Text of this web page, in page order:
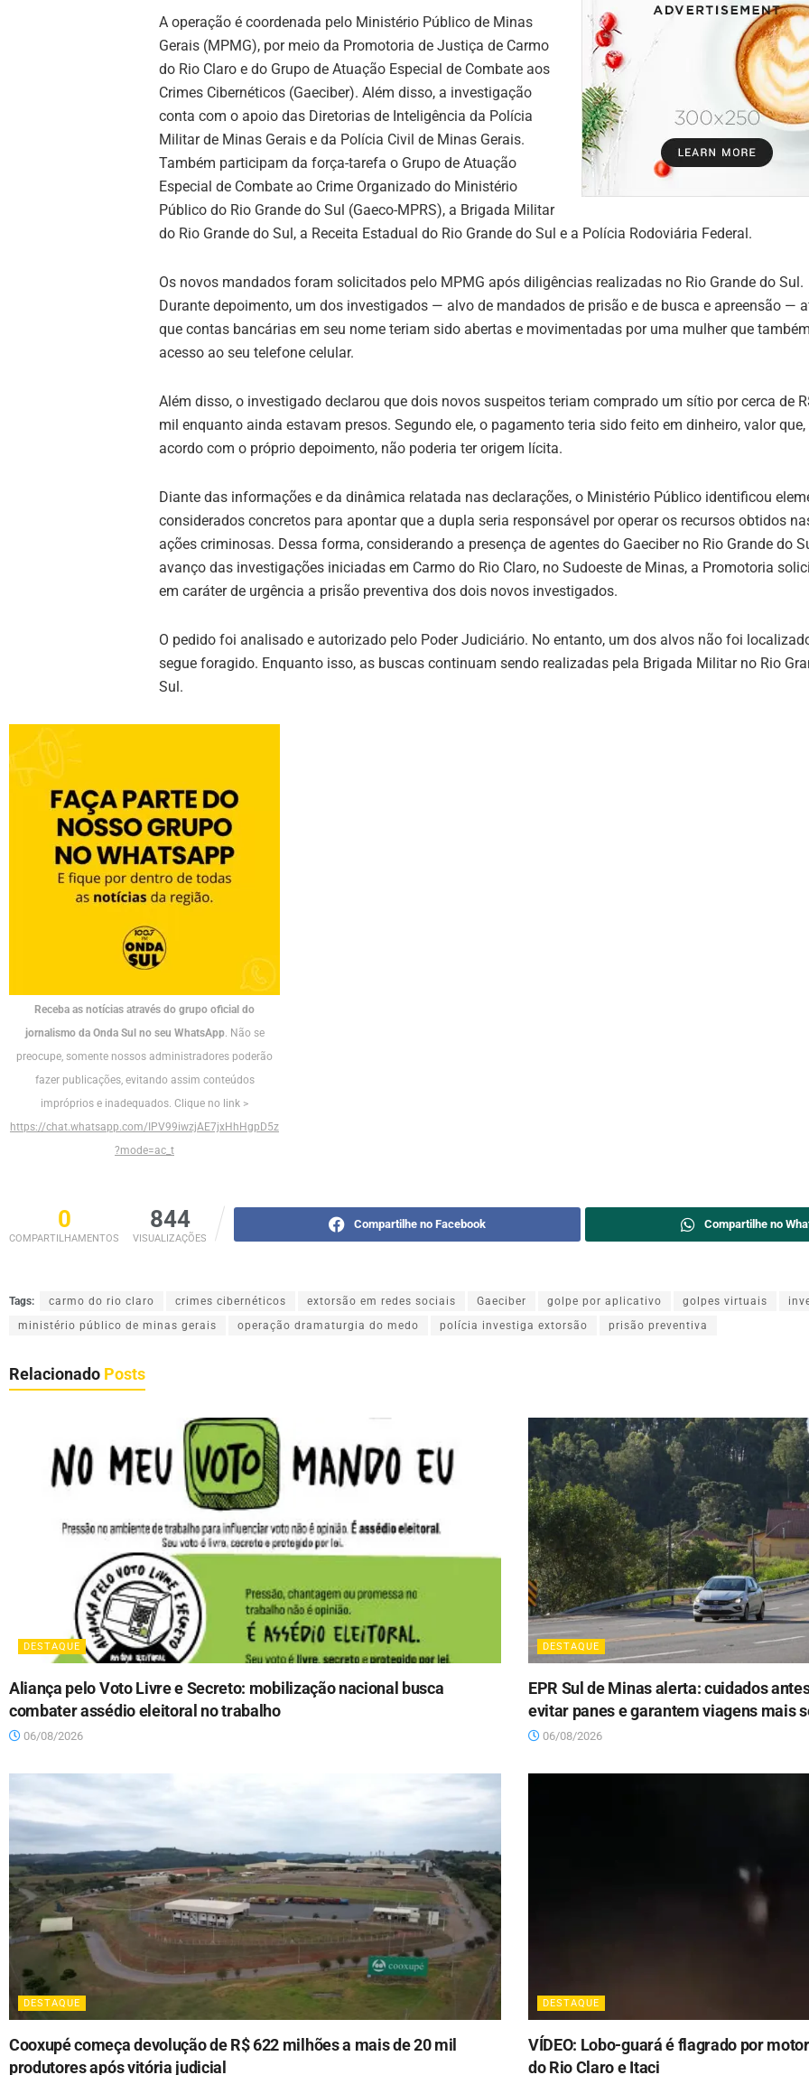
A operação é coordenada pelo Ministério Público de Minas
Gerais (MPMG), por meio da Promotoria de Justiça de Carmo
do Rio Claro e do Grupo de Atuação Especial de Combate aos
Crimes Cibernéticos (Gaeciber). Além disso, a investigação
conta com o apoio das Diretorias de Inteligência da Polícia
Militar de Minas Gerais e da Polícia Civil de Minas Gerais.
Também participam da força-tarefa o Grupo de Atuação
Especial de Combate ao Crime Organizado do Ministério
Público do Rio Grande do Sul (Gaeco-MPRS), a Brigada Militar
do Rio Grande do Sul, a Receita Estadual do Rio Grande do Sul e a Polícia Rodoviária Federal.
Os novos mandados foram solicitados pelo MPMG após diligências realizadas no Rio Grande do Sul.
Durante depoimento, um dos investigados — alvo de mandados de prisão e de busca e apreensão —
que contas bancárias em seu nome teriam sido abertas e movimentadas por uma mulher que
acesso ao seu telefone celular.
Além disso, o investigado declarou que dois novos suspeitos teriam comprado um sítio por cerca de
mil enquanto ainda estavam presos. Segundo ele, o pagamento teria sido feito em dinheiro, valor que,
acordo com o próprio depoimento, não poderia ter origem lícita.
Diante das informações e da dinâmica relatada nas declarações, o Ministério Público identificou
considerados concretos para apontar que a dupla seria responsável por operar os recursos obtidos
ações criminosas. Dessa forma, considerando a presença de agentes do Gaeciber no Rio Grande do
avanço das investigações iniciadas em Carmo do Rio Claro, no Sudoeste de Minas, a Promotoria
em caráter de urgência a prisão preventiva dos dois novos investigados.
O pedido foi analisado e autorizado pelo Poder Judiciário. No entanto, um dos alvos não foi
segue foragido. Enquanto isso, as buscas continuam sendo realizadas pela Brigada Militar no Rio
Sul.
Receba as notícias através do grupo oficial do
jornalismo da Onda Sul no seu WhatsApp. Não se
preocupe, somente nossos administradores poderão
fazer publicações, evitando assim conteúdos
impróprios e inadequados. Clique no link >
https://chat.whatsapp.com/IPV99iwzjAE7jxHhHgpD5z
?mode=ac_t
0
COMPARTILHAMENTOS
844
VISUALIZAÇÕES
Compartilhe no Facebook Compartilhe no
Tags: carmo do rio claro crimes cibernéticos extorsão em redes sociais Gaeciber golpe por aplicativo golpes virtuais
ministério público de minas gerais
operação dramaturgia do medo polícia investiga extorsão prisão preventiva
Relacionado Posts
DESTAQUE
Aliança pelo Voto Livre e Secreto: mobilização nacional busca
combater assédio eleitoral no trabalho
06/08/2026
DESTAQUE
EPR Sul de Minas alerta: cuidados
evitar panes e garantem viagens mais
06/08/2026
DESTAQUE
Cooxupé começa devolução de R$ 622 milhões a mais de 20 mil
produtores após vitória judicial
DESTAQUE
VÍDEO: Lobo-guará é flagrado por
do Rio Claro e Itaci